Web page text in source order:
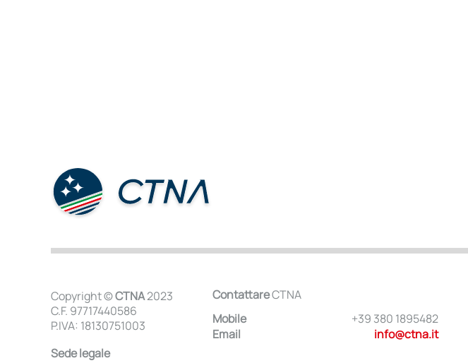
Copyright ©CTNA2023
C.F. 97717440586
P.IVA: 18130751003
Sede legale
ContattareCTNA
Mobile
+39 380 1895482
Email
info@ctna.it